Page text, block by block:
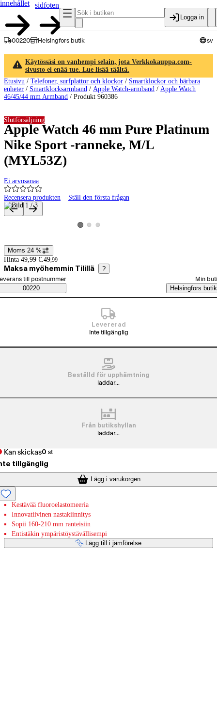
innehållet
sidfoten
Logga in
00220 Helsingfors butik sv
Käytössäsi on vanhempi selain, jota Verkkokauppa.com-
sivusto ei enää tue. Lue lisää täältä.
Etusivu / Telefoner, surfplattor och klockor / Smartklockor och bärbara
enheter / Smartklocksarmband / Apple Watch-armband / Apple Watch
46/45/44 mm Armband / Produkt 960386
Apple Watch 46 mm Pure Platinum
Nike Sport -ranneke, M/L
(MYL53Z)
Ei arvosanaa
Recensera produkten Ställ den första frågan
Slutförsäljning
Produktbilder och videor
Visa produktbild 1
Visa produktbild 2
Visa produktbild 3
Prisinformation
Moms 24 %
Hinta 49,99 €. 49,99
Maksa myöhemmin Tilillä ?
Saatavuustiedot
beställningssätt
till postnummer
00220
Min
Helsingfors butik
Levererad
Inte tillgänglig
Beställd för upphämtning
laddar...
Från butikshyllan
laddar...
Kan skickas0 st
tillgänglig
Lägg i varukorgen
Kestävää fluoroelastomeeria
Innovatiivinen nastakiinnitys
Sopii 160-210 mm ranteisiin
Entistäkin ympäristöystävällisempi
Lägg till i jämförelse